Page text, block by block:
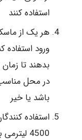
استفاده کنند
هر یک از
ورود استفاده
بدهند تا
باشد یا خیر
استفاده
4500